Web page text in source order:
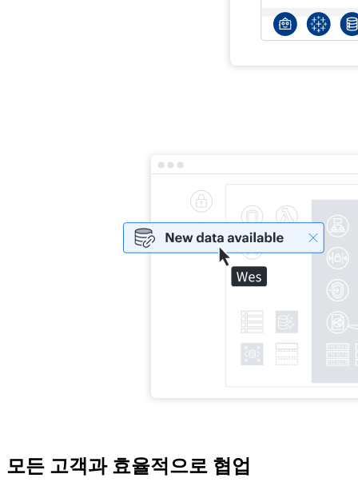
모든 고객과 효율적으로 협업